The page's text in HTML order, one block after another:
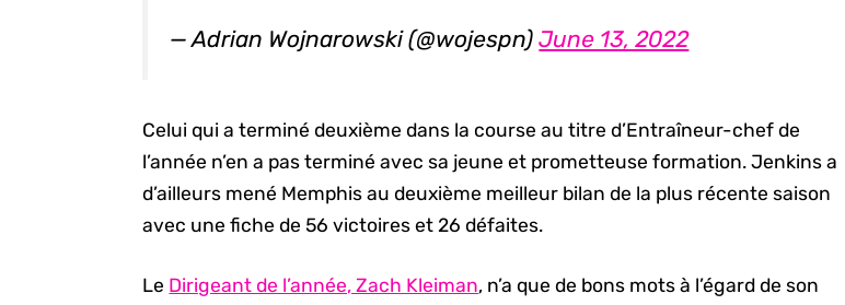
— Adrian Wojnarowski (@wojespn)June 13, 2022
Celui qui a terminé deuxième dans la course au titre d’Entraîneur-chef de
l’année n’en a pas terminé avec sa jeune et prometteuse formation. Jenkins a
d’ailleurs mené Memphis au deuxième meilleur bilan de la plus récente saison
avec une fiche de 56 victoires et 26 défaites.
Le Dirigeant de l’année, Zach Kleiman, n’a que de bons mots à l’égard de son